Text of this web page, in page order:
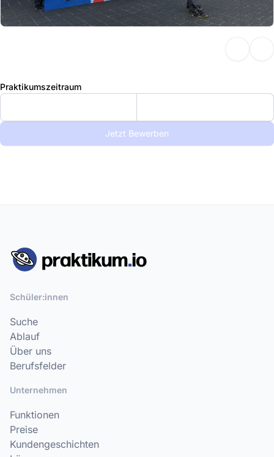
Praktikumszeitraum
Jetzt Bewerben
Schüler:innen
Suche
Ablauf
Über uns
Berufsfelder
Unternehmen
Funktionen
Preise
Kundengeschichten